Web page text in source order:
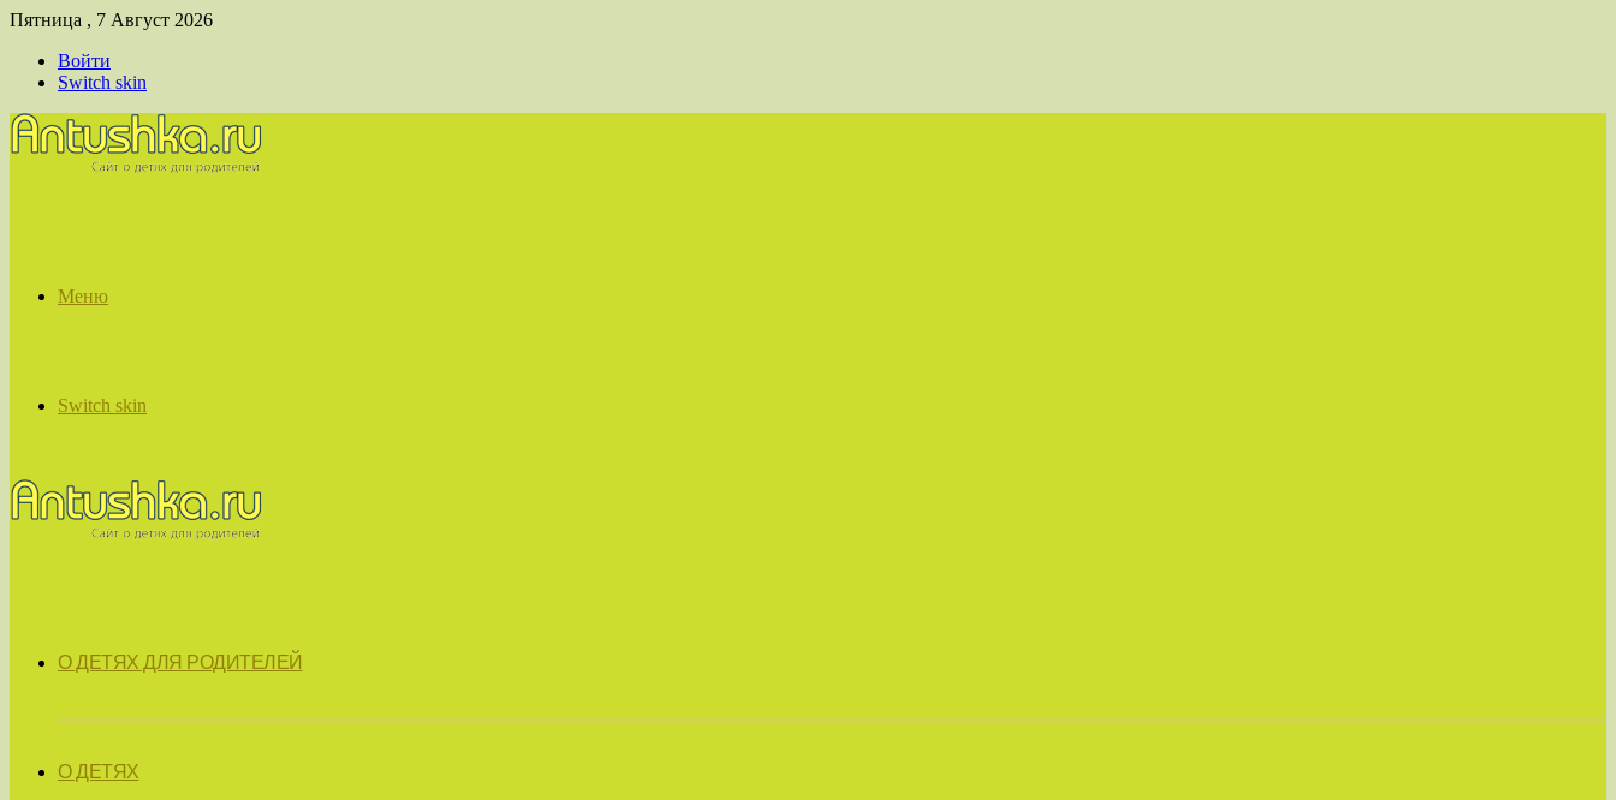
Пятница , 7 Август 2026
Войти
Switch skin
Меню
Switch skin
О ДЕТЯХ ДЛЯ РОДИТЕЛЕЙ
О ДЕТЯХ